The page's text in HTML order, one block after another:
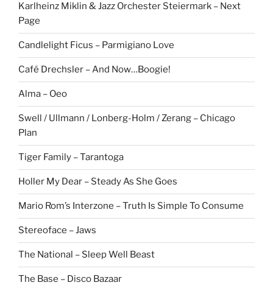
Karlheinz Miklin & Jazz Orchester Steiermark – Next
Page
Candlelight Ficus – Parmigiano Love
Café Drechsler – And Now…Boogie!
Alma – Oeo
Swell / Ullmann / Lonberg-Holm / Zerang – Chicago
Plan
Tiger Family – Tarantoga
Holler My Dear – Steady As She Goes
Mario Rom’s Interzone – Truth Is Simple To Consume
Stereoface – Jaws
The National – Sleep Well Beast
The Base – Disco Bazaar